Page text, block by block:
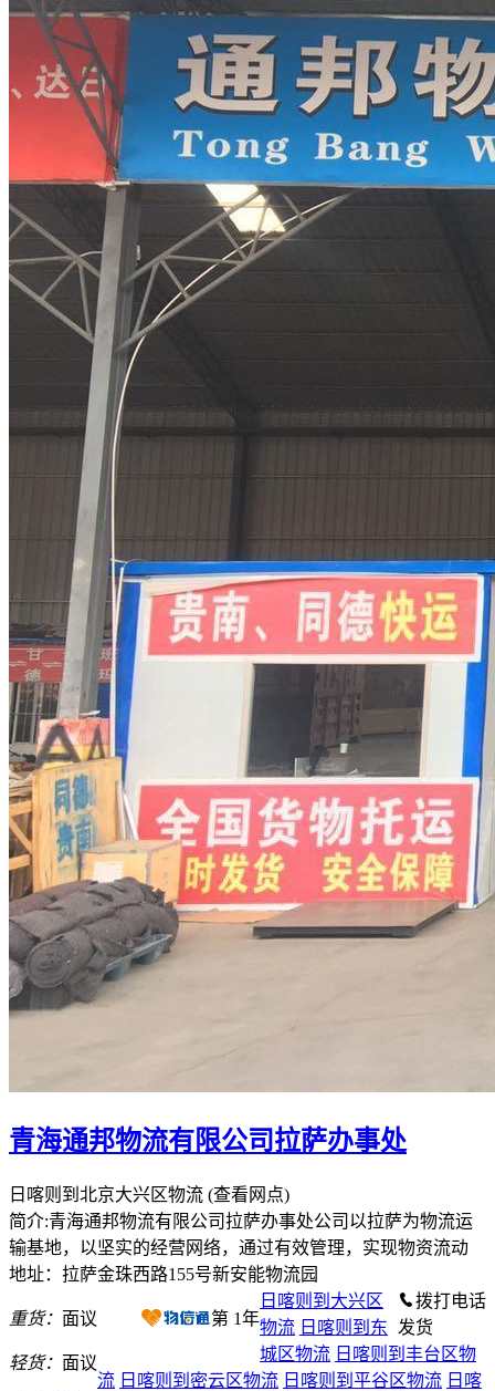
青海通邦物流有限公司拉萨办事处
日喀则到北京大兴区物流 (查看网点)
简介:青海通邦物流有限公司拉萨办事处公司以拉萨为物流运
输基地，以坚实的经营网络，通过有效管理，实现物资流动
地址：拉萨金珠西路155号新安能物流园
重货： 面议
轻货： 面议
第 1年
拨打电话
发货
日喀则到大兴区
物流 日喀则到东
城区物流 日喀则到丰台区物
流 日喀则到密云区物流 日喀则到平谷区物流 日喀